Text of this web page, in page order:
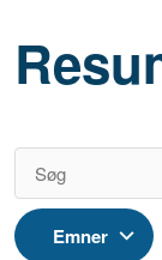
Emner